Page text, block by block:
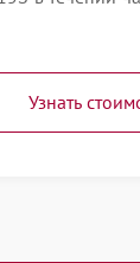
Узнать